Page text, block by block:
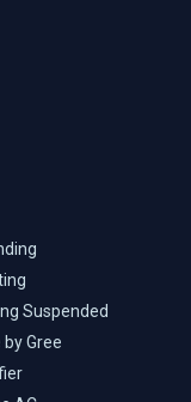
Suspended
Gree